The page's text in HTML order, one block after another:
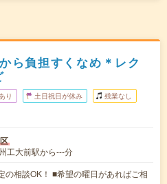
ら負担すくなめ＊レク
り 土日祝日が休み 残業なし
工大前駅から---分
の相談OK！ ■希望の曜日があればご相